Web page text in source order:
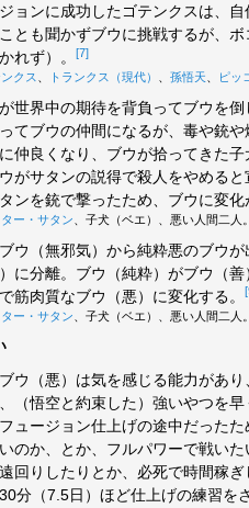
ョンに成功したゴテンクスは、自
とも聞かずブウに挑戦するが、ボ
れず）。
[7]
クス トランクス（現代） 孫悟天 ピッ
世界中の期待を背負ってブウを倒
てブウの仲間になるが、毒や銃
仲良くなり、ブウが拾ってきた子
がサタンの説得で殺人をやめると
ンを銃で撃ったため、ブウに変化
ター・サタン 、子犬（ベエ）、悪い人間二人。
ウ（無邪気）から純粋悪のブウが
に分離。ブウ（純粋）がブウ（
筋肉質なブウ（悪）に変化する。
ター・サタン 、子犬（ベエ）、悪い人間二人。
ウ（悪）は気を感じる能力があ
（悟空と約束した）強いやつを早
ュージョン仕上げの途中だった
のか、とか、フルパワーで戦い
回りしたりとか、必死で時間稼
分（7.5日）ほど仕上げの練習をさ